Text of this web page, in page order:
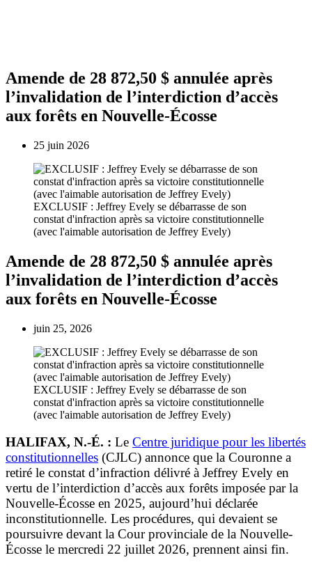
Amende de 28 872,50 $ annulée après
l’invalidation de l’interdiction d’accès
aux forêts en Nouvelle-Écosse
25 juin 2026
EXCLUSIF : Jeffrey Evely se débarrasse de son
constat d'infraction après sa victoire constitutionnelle
(avec l'aimable autorisation de Jeffrey Evely)
Amende de 28 872,50 $ annulée après
l’invalidation de l’interdiction d’accès
aux forêts en Nouvelle-Écosse
juin 25, 2026
EXCLUSIF : Jeffrey Evely se débarrasse de son
constat d'infraction après sa victoire constitutionnelle
(avec l'aimable autorisation de Jeffrey Evely)
HALIFAX, N.-É. : Le Centre juridique pour les libertés
constitutionnelles (CJLC) annonce que la Couronne a
retiré le constat d’infraction délivré à Jeffrey Evely en
vertu de l’interdiction d’accès aux forêts imposée par la
Nouvelle-Écosse en 2025, aujourd’hui déclarée
inconstitutionnelle. Les procédures, qui devaient se
poursuivre devant la Cour provinciale de la Nouvelle-
Écosse le mercredi 22 juillet 2026, prennent ainsi fin.